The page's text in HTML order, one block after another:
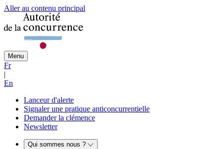
Aller au contenu principal
Menu
Fr
|
En
Lanceur d'alerte
Signaler une pratique anticoncurrentielle
Demander la clémence
Newsletter
Qui sommes nous ?